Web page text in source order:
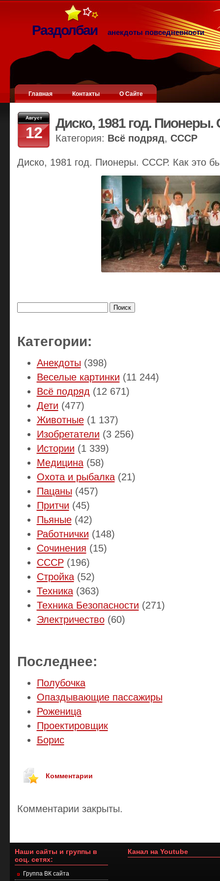
Раздолбаи анекдоты повседневности
Главная Контакты О Сайте
Август
12
Диско, 1981 год.
Категория: Всё подряд, СССР
Диско, 1981 год. Пионеры. СССР. Как это
Категории:
Анекдоты (398)
Веселые картинки (11 244)
Всё подряд (12 671)
Дети (477)
Животные(1 137)
Изобретатели (3 256)
Истории (1 339)
Медицина(58)
Охота и рыбалка(21)
Пацаны (457)
Притчи (45)
Пьяные(42)
Работнички (148)
Сочинения (15)
СССР(196)
Стройка(52)
Техника(363)
Техника Безопасности (271)
Электричество(60)
Последнее:
Полубочка
Опаздывающие пассажиры
Роженица
Проектировщик
Борис
Комментарии
Комментарии закрыты.
Наши сайты и группы в
соц. сетях:
Группа ВК сайта
Канал на Youtube